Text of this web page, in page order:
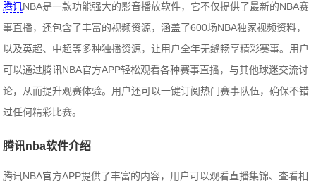
腾讯NBA是一款功能强大的影音播放软件，它不仅提供了最新的NBA赛
事直播，还包含了丰富的视频资源，涵盖了600场NBA独家视频资料，
以及英超、中超等多种独播资源，让用户全年无缝畅享精彩赛事。用户
可以通过腾讯NBA官方APP轻松观看各种赛事直播，与其他球迷交流讨
论，从而提升观赛体验。用户还可以一键订阅热门赛事队伍，确保不错
过任何精彩比赛。
腾讯nba软件介绍
腾讯NBA官方APP提供了丰富的内容，用户可以观看直播集锦、查看相